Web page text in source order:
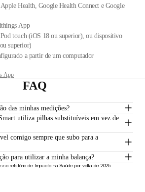
Health, Google Health Connect e Google
App
touch (iOS 18 ou superior), ou dispositivo
superior)
a partir de um computador
App
FAQ
das minhas medições?
utiliza pilhas substituíveis em vez de
comigo sempre que subo para a
para utilizar a minha balança?
relatório de Impacto na Saúde por volta de 2025